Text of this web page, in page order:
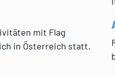
mit Flag
in Österreich statt.